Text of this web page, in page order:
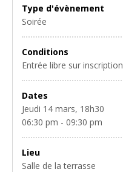
Type d'évènement
Soirée
Conditions
Entrée libre sur inscription
Dates
Jeudi 14 mars, 18h30
06:30 pm - 09:30 pm
Lieu
Salle de la terrasse